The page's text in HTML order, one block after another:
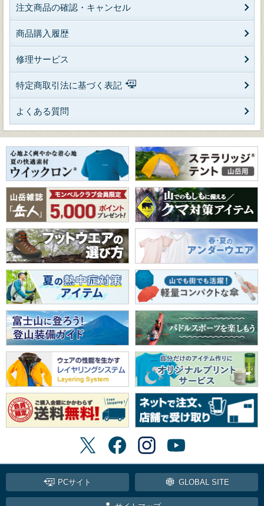
注文商品の確認・キャンセル
商品購入履歴
修理サービス
特定商取引法に基づく表記
よくある質問
PCサイト GLOBAL SITE